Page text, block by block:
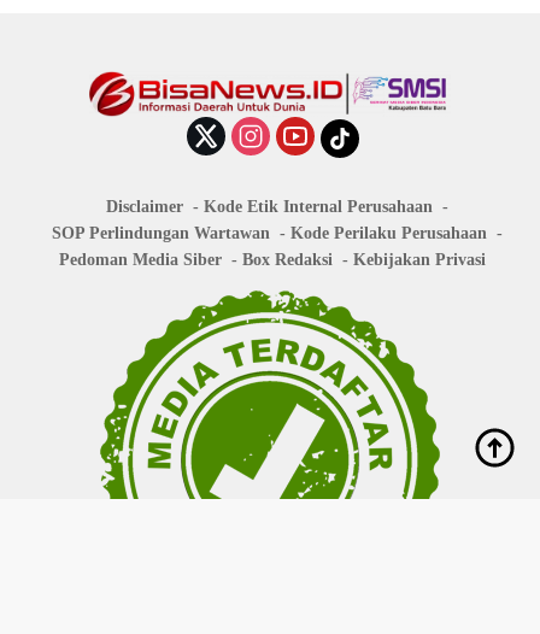
Disclaimer
Kode Etik Internal Perusahaan
SOP Perlindungan Wartawan
Kode Perilaku Perusahaan
Pedoman Media Siber
Box Redaksi Kebijakan Privasi